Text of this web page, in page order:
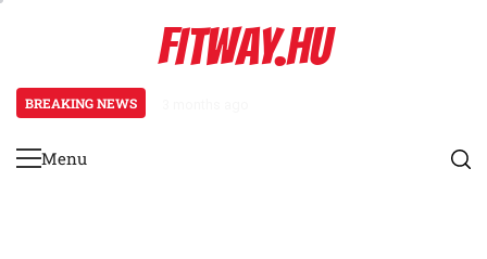
FITWAY.HU
BREAKING NEWS
Primary
Menu